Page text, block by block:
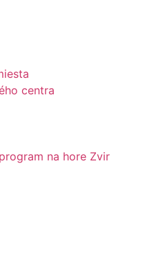
centra
na hore Zvir